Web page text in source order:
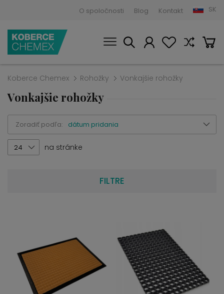
O spoločnosti Blog Kontakt SK
Koberce Chemex Rohožky Vonkajšie rohožky
Vonkajšie rohožky
Zoradiť podľa: dátum pridania
24 na stránke
FILTRE